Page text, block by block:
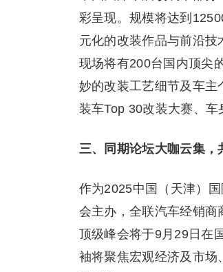
彩呈现。规模将达到
元化的改装作品与前沿技
现场将有200台国内顶尖
妙的改装工艺细节及车
装车Top 30改装大赛、车
三、 同期论坛大咖云集，
作为2025中国（天津）
会主办，全联汽车经销
顶级峰会将于9月29日在
袖将聚焦宏观经济及市